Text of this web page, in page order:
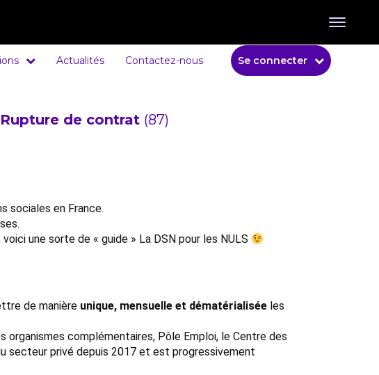
Actualités Contactez-nous Se connecter
Rupture de contrat (87)
sociales en France.
voici une sorte de « guide » La DSN pour les NULS
de manière unique, mensuelle et dématérialisée les
organismes complémentaires, Pôle Emploi, le Centre des
secteur privé depuis 2017 et est progressivement